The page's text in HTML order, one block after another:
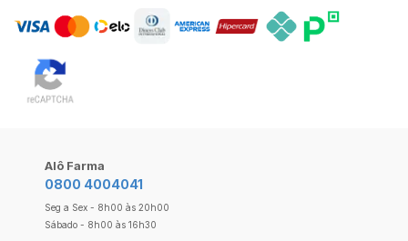
Alô Farma
0800 4004041
Seg a Sex - 8h00 às 20h00
Sábado - 8h00 às 16h30